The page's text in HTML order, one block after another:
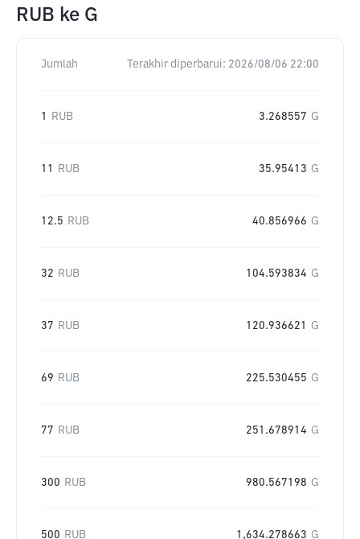
RUB ke G
Jumlah Terakhir diperbarui: 2026/08/06 22:00
1 RUB 3.268557 G
11 RUB 35.95413 G
12.5 RUB 40.856966 G
32 RUB 104.593834 G
37 RUB 120.936621 G
69 RUB 225.530455 G
77 RUB 251.678914 G
300 RUB 980.567198 G
500 RUB 1,634.278663 G